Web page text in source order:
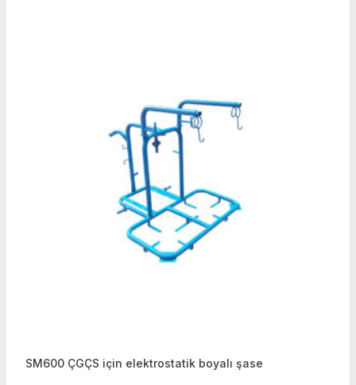
SM600 ÇGÇS için elektrostatik boyalı şase